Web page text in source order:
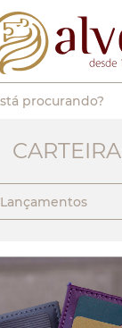
CARTEIRA
Lançamentos